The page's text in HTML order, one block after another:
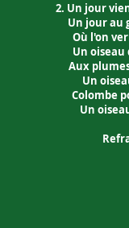
2. Un jour
Un jour au
Où l'on
Un oiseau
Aux
Un
Colombe
Un